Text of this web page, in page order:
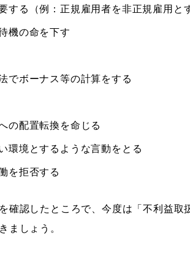
する（例：正規雇用者を非正規雇用と
機の命を下す
でボーナス等の計算をする
の配置転換を命じる
環境とするような言動をとる
を拒否する
確認したところで、今度は「不利益取
ましょう。